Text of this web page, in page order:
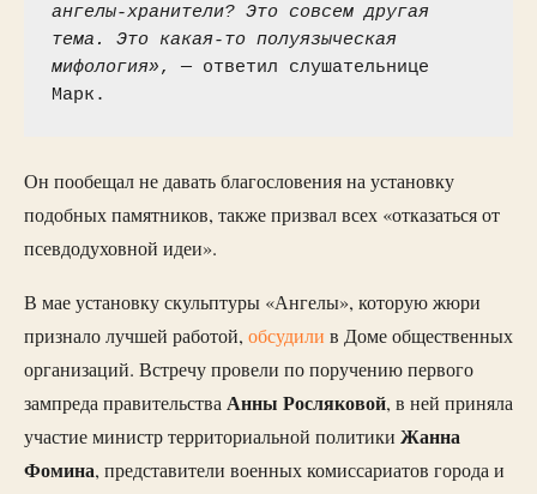
ангелы-хранители? Это совсем другая
тема. Это какая-то полуязыческая
мифология», — ответил слушательнице
Марк.
Он пообещал не давать благословения на установку
подобных памятников, также призвал всех «отказаться от
псевдодуховной идеи».
В мае установку скульптуры «Ангелы», которую жюри
признало лучшей работой, обсудили в Доме общественных
организаций. Встречу провели по поручению первого
зампреда правительстваАнны Росляковой, в ней приняла
участие министр территориальной политики Жанна
Фомина, представители военных комиссариатов города и